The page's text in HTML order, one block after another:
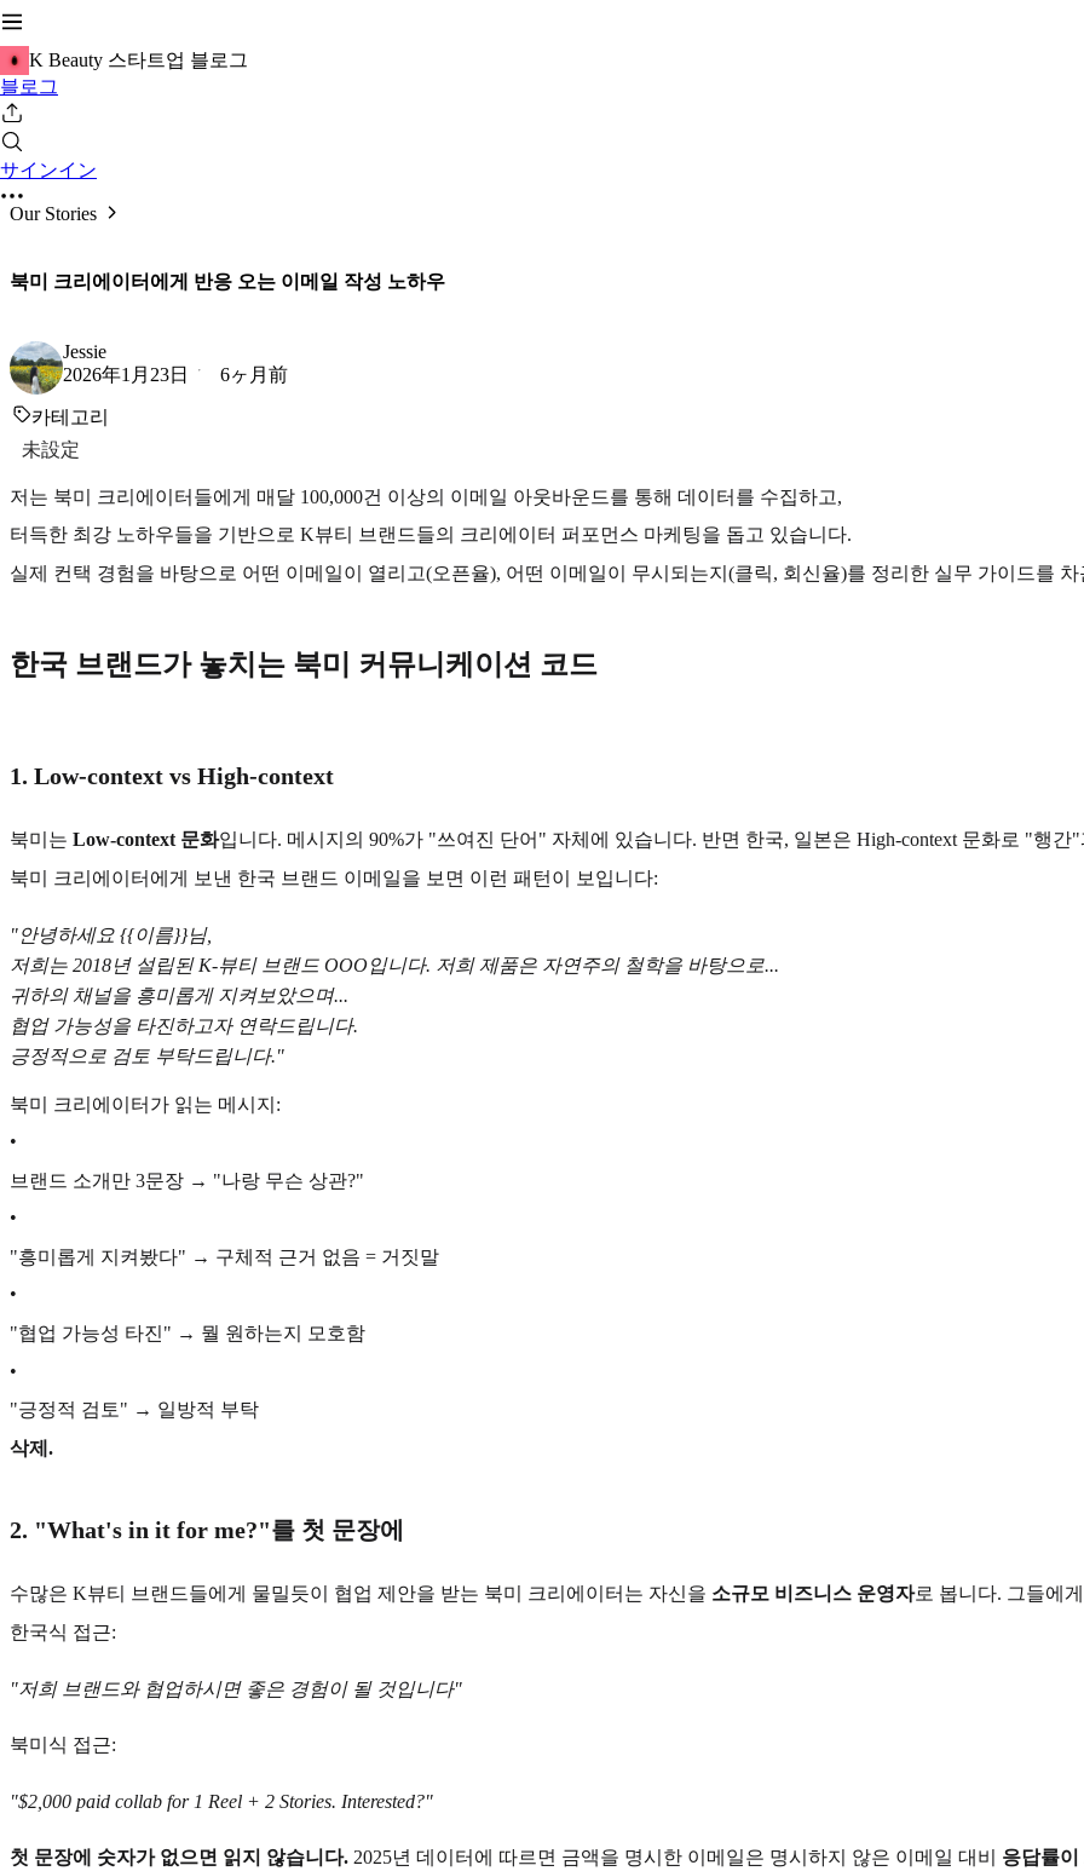
K Beauty 스타트업 블로그
블로그
サインイン
Our Stories
북미 크리에이터에게 반응 오는 이메일 작성 노하우
Jessie
2026年1月23日
6ヶ月前
카테고리
未設定
저는 북미 크리에이터들에게 매달 100,000건 이상의 이메일 아웃바운드를 통해 데이터를 수집하고,
터득한 최강 노하우들을 기반으로 K뷰티 브랜드들의 크리에이터 퍼포먼스 마케팅을 돕고 있습니다.
실제 컨택 경험을 바탕으로 어떤 이메일이 열리고(오픈율), 어떤 이메일이 무시되는지(클릭, 회신율)를 정리한 실무 가이드를
한국 브랜드가 놓치는 북미 커뮤니케이션 코드
1. Low-context vs High-context
북미는 Low-context 문화입니다. 메시지의 90%가 "쓰여진 단어" 자체에 있습니다. 반면 한국, 일본은 High-context 문화로 "행
북미 크리에이터에게 보낸 한국 브랜드 이메일을 보면 이런 패턴이 보입니다:
"안녕하세요 {{이름}}님,
저희는 2018년 설립된 K-뷰티 브랜드 OOO입니다. 저희 제품은 자연주의 철학을 바탕으로...
귀하의 채널을 흥미롭게 지켜보았으며...
협업 가능성을 타진하고자 연락드립니다.
긍정적으로 검토 부탁드립니다."
북미 크리에이터가 읽는 메시지:
•
브랜드 소개만 3문장 → "나랑 무슨 상관?"
•
"흥미롭게 지켜봤다" → 구체적 근거 없음 = 거짓말
•
"협업 가능성 타진" → 뭘 원하는지 모호함
•
"긍정적 검토" → 일방적 부탁
삭제.
2. "What's in it for me?"를 첫 문장에
수많은 K뷰티 브랜드들에게 물밀듯이 협업 제안을 받는 북미 크리에이터는 자신을 소규모 비즈니스 운영자로 봅니다. 그들에
한국식 접근:
"저희 브랜드와 협업하시면 좋은 경험이 될 것입니다"
북미식 접근:
"$2,000 paid collab for 1 Reel + 2 Stories. Interested?"
첫 문장에 숫자가 없으면 읽지 않습니다. 2025년 데이터에 따르면 금액을 명시한 이메일은 명시하지 않은 이메일 대비 응답률이